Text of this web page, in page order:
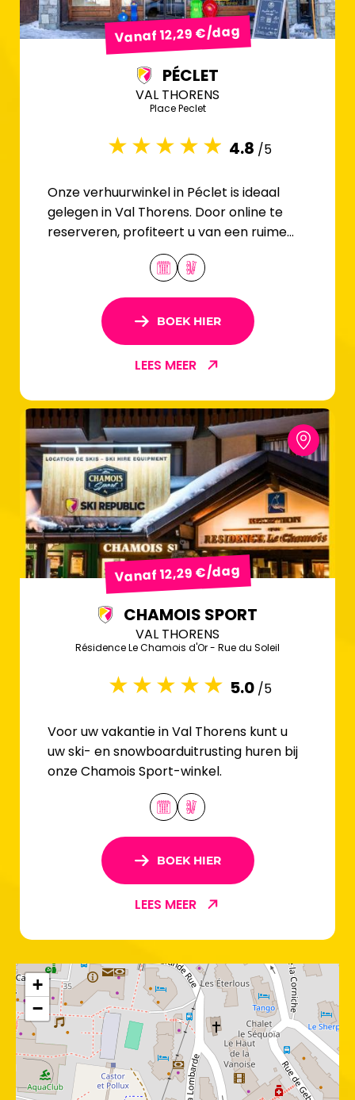
Vanaf 12,29 €/dag
PÉCLET
VAL THORENS
Place Peclet
4.8 /5
Onze verhuurwinkel in Péclet is ideaal
gelegen in Val Thorens. Door online te
reserveren, profiteert u van een ruime
keuze aan ski's en snowboards.
BOEK HIER
LEES MEER
Vanaf 12,29 €/dag
CHAMOIS SPORT
VAL THORENS
Résidence Le Chamois d'Or - Rue du Soleil
5.0 /5
Voor uw vakantie in Val Thorens kunt u
uw ski- en snowboarduitrusting huren bij
onze Chamois Sport-winkel.
BOEK HIER
LEES MEER
+
−